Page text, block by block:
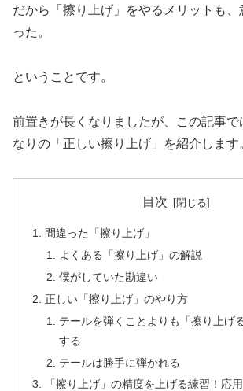
だから「擦り上げ」をやるメリットも
った。
ということです。
前置きが長くなりましたが、この記事
なりの「正しい擦り上げ」を紹介します
目次
間違った「擦り上げ」
よくある「擦り上げ」の解説
僕がしていた勘違い
正しい「擦り上げ」のやり方
テールを弾くことよりも「擦り上げ
する
テールは勝手に弾かれる
「擦り上げ」の精度を上げる練習！応